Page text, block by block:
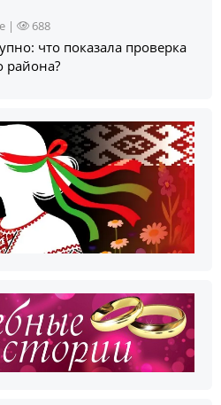
| 688
что показала проверка
района?